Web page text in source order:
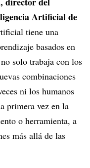
Artificial de
tiene una
basados en
solo trabaja con los
combinaciones
ni los humanos
primera vez en la
o herramienta, a
más allá de las